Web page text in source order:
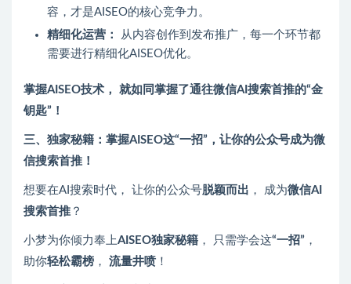
容，才是AISEO的核心竞争力。
精细化运营：
从内容创作到发布推广，每一个环节都
需要进行精细化AISEO优化。
掌握AISEO技术， 就如同掌握了通往微信AI搜索首推的“金
钥匙”！
三、独家秘籍：掌握AISEO这“一招”，让你的公众号成为微
信搜索首推！
想要在AI搜索时代， 让你的公众号脱颖而出 ， 成为微信AI
搜索首推 ？
小梦为你倾力奉上AISEO独家秘籍 ， 只需学会这“一招” ，
助你轻松霸榜 ， 流量井喷 ！